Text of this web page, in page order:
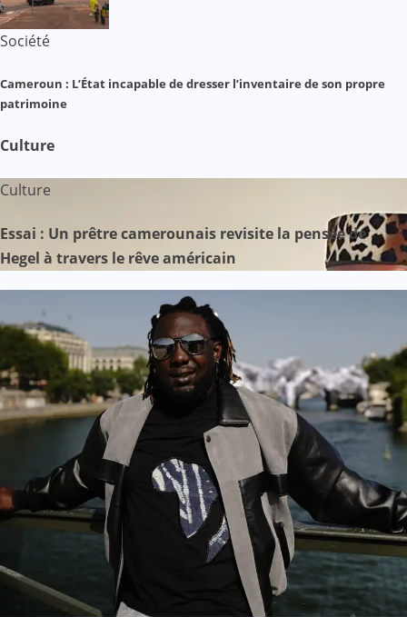
Société
Cameroun : L’État incapable de dresser l’inventaire de son propre
patrimoine
Culture
Culture
Essai : Un prêtre camerounais revisite la pensée de
Hegel à travers le rêve américain